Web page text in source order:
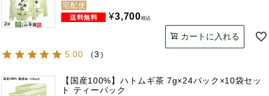
宅配便
¥3,700税込
カートに入れる
5.00
（3 ）
【国産100%】ハトムギ茶 7g×24パック×10袋セッ
ト ティーパック